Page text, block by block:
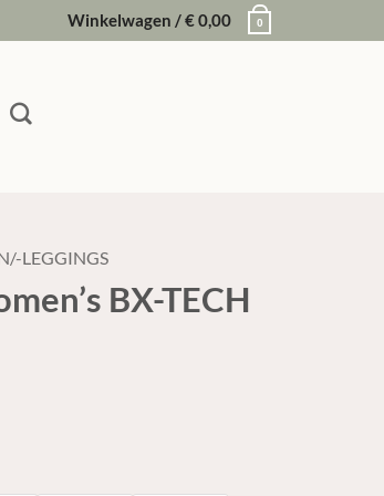
Winkelwagen /€0,00 0
LEGGINGS
BX-TECH